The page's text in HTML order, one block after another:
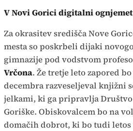
V Novi Gorici digitalni
Za okrasitev središča Nove
mesta so poskrbeli dijaki
gimnazije pod vodstvom
Vrčona. Že tretje leto zapored
decembra razveseljeval knjižni
jelkami, ki ga pripravlja
Goriške. Obiskovalcem bo na
domačih dobrot, ki bo tudi